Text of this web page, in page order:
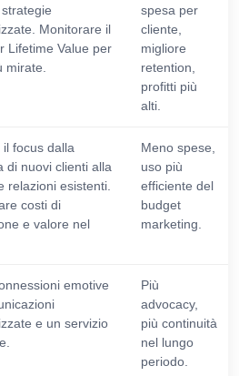
Monitorare il
Lifetime Value per
mirate.
spesa per
cliente,
migliore
retention,
profitti più
alti.
il focus dalla
di nuovi clienti alla
relazioni esistenti.
costi di
e valore nel
Meno spese,
uso più
efficiente del
budget
marketing.
emotive
e un servizio
Più
advocacy,
più continuità
nel lungo
periodo.